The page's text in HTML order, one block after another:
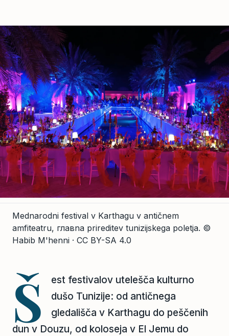
Mednarodni festival v Karthagu v antičnem
amfiteatru, главna prireditev tunizijskega poletja. ©
Habib M'henni · CC BY-SA 4.0
Š
est festivalov utelešča kulturno
dušo Tunizije: od antičnega
gledališča v Karthagu do peščenih
dun v Douzu, od koloseja v El Jemu do